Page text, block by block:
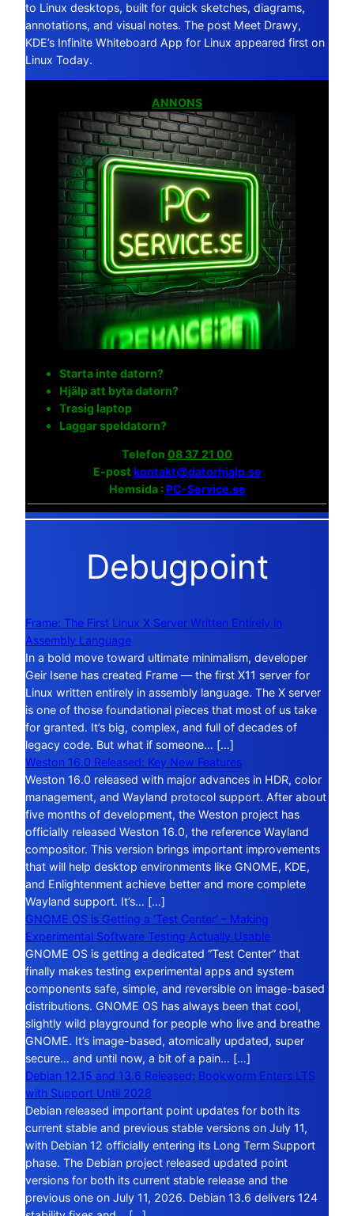
to Linux desktops, built for quick sketches, diagrams,
annotations, and visual notes. The post Meet Drawy,
KDE’s Infinite Whiteboard App for Linux appeared first on
Linux Today.
ANNONS
Starta inte datorn?
Hjälp att byta datorn?
Trasig laptop
Laggar speldatorn?
Telefon 08 37 21 00
E-post kontakt@datorhjalp.se
Hemsida :PC-Service.se
Debugpoint
Frame: The First Linux X Server Written Entirely in
Assembly Language
In a bold move toward ultimate minimalism, developer
Geir Isene has created Frame — the first X11 server for
Linux written entirely in assembly language. The X server
is one of those foundational pieces that most of us take
for granted. It’s big, complex, and full of decades of
legacy code. But what if someone… […]
Weston 16.0 Released: Key New Features
Weston 16.0 released with major advances in HDR, color
management, and Wayland protocol support. After about
five months of development, the Weston project has
officially released Weston 16.0, the reference Wayland
compositor. This version brings important improvements
that will help desktop environments like GNOME, KDE,
and Enlightenment achieve better and more complete
Wayland support. It’s… […]
GNOME OS is Getting a ‘Test Center’ – Making
Experimental Software Testing Actually Usable
GNOME OS is getting a dedicated “Test Center” that
finally makes testing experimental apps and system
components safe, simple, and reversible on image-based
distributions. GNOME OS has always been that cool,
slightly wild playground for people who live and breathe
GNOME. It’s image-based, atomically updated, super
secure… and until now, a bit of a pain… […]
Debian 12.15 and 13.6 Released: Bookworm Enters LTS
with Support Until 2028
Debian released important point updates for both its
current stable and previous stable versions on July 11,
with Debian 12 officially entering its Long Term Support
phase. The Debian project released updated point
versions for both its current stable release and the
previous one on July 11, 2026. Debian 13.6 delivers 124